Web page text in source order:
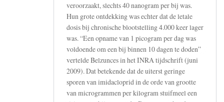
veroorzaakt, slechts 40 nanogram per bij was.
Hun grote ontdekking was echter dat de letale
dosis bij chronische blootstelling 4.000 keer lager
was. “Een opname van 1 picogram per dag was
voldoende om een bij binnen 10 dagen te doden”
vertelde Belzunces in het INRA tijdschrift (juni
2009). Dat betekende dat de uiterst geringe
sporen van imidacloprid in de orde van grootte
van microgrammen per kilogram stuifmeel een